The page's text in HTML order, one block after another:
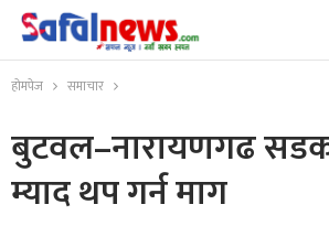
होमपेज समाचार
बुटवल–नारायणगढ
म्याद थप गर्न माग